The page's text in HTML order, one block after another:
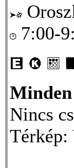
7:00-
Nincs
Térkép: